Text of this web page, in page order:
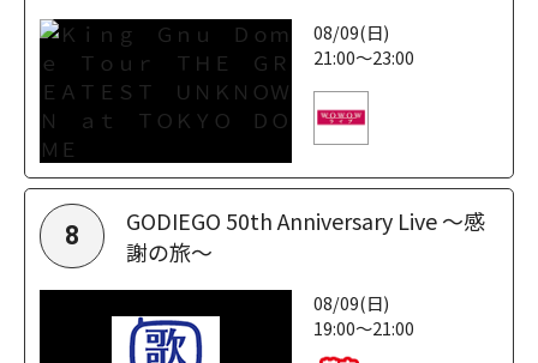
08/09(日)
21:00～23:00
8
GODIEGO 50th Anniversary Live ～感
謝の旅～
08/09(日)
19:00～21:00